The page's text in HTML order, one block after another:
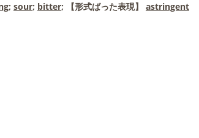
; sour; bitter; 【形式ばった表現】 astringent